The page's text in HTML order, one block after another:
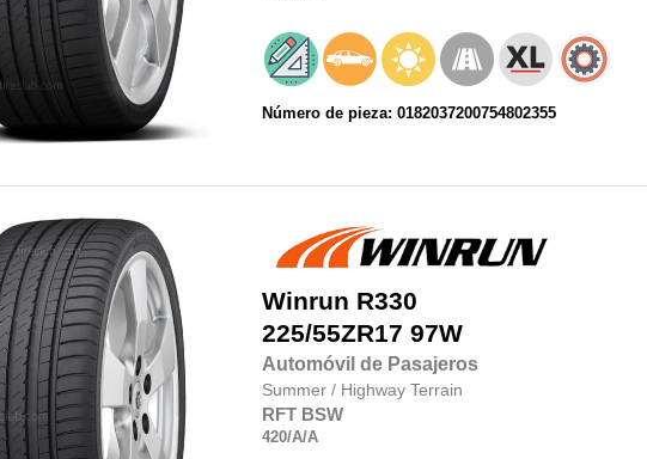
Número de pieza: 0182037200754802355
Winrun R330
225/55ZR17 97W
Automóvil de Pasajeros
Summer / Highway Terrain
RFT BSW
420/A/A